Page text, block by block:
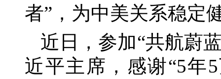
者”，为中美关系稳定
近日，参加“共航蔚
近平主席，感谢“5年